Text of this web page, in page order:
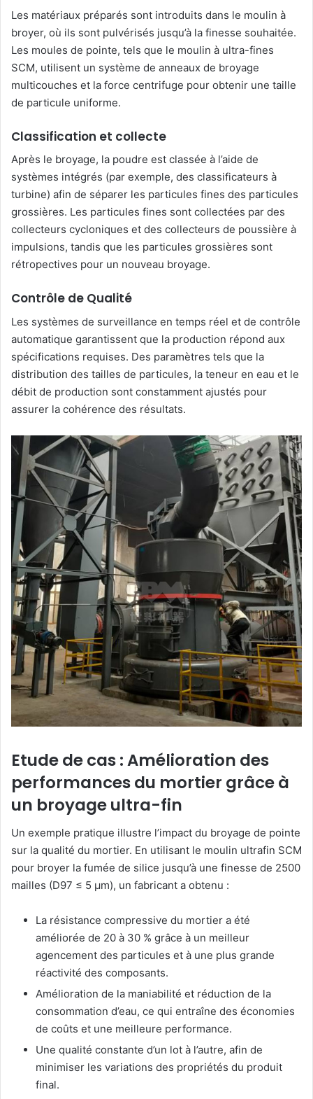
Les matériaux préparés sont introduits dans le moulin à
broyer, où ils sont pulvérisés jusqu’à la finesse souhaitée.
Les moules de pointe, tels que le moulin à ultra-fines
SCM, utilisent un système de anneaux de broyage
multicouches et la force centrifuge pour obtenir une taille
de particule uniforme.
Classification et collecte
Après le broyage, la poudre est classée à l’aide de
systèmes intégrés (par exemple, des classificateurs à
turbine) afin de séparer les particules fines des particules
grossières. Les particules fines sont collectées par des
collecteurs cycloniques et des collecteurs de poussière à
impulsions, tandis que les particules grossières sont
rétropectives pour un nouveau broyage.
Contrôle de Qualité
Les systèmes de surveillance en temps réel et de contrôle
automatique garantissent que la production répond aux
spécifications requises. Des paramètres tels que la
distribution des tailles de particules, la teneur en eau et le
débit de production sont constamment ajustés pour
assurer la cohérence des résultats.
Etude de cas : Amélioration des
performances du mortier grâce à
un broyage ultra-fin
Un exemple pratique illustre l’impact du broyage de pointe
sur la qualité du mortier. En utilisant le moulin ultrafin SCM
pour broyer la fumée de silice jusqu’à une finesse de 2500
mailles (D97 ≤ 5 μm), un fabricant a obtenu :
La résistance compressive du mortier a été
améliorée de 20 à 30 % grâce à un meilleur
agencement des particules et à une plus grande
réactivité des composants.
Amélioration de la maniabilité et réduction de la
consommation d’eau, ce qui entraîne des économies
de coûts et une meilleure performance.
Une qualité constante d’un lot à l’autre, afin de
minimiser les variations des propriétés du produit
final.